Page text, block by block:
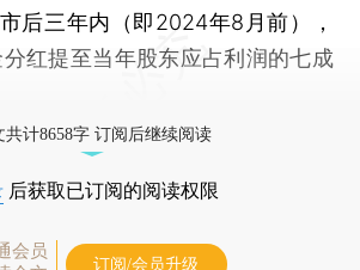
后三年内（即2024年8月前），
红提至当年股东应占利润的七成
共计8658字 订阅后继续阅读
后获取已订阅的阅读权限
会员
订阅/会员升级